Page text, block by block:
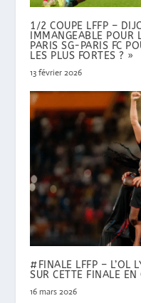
1/2 COUPE LFFP –
IMMANGEABLE POUR
PARIS SG-PARIS FC
LES PLUS FORTES ? »
13 février 2026
#FINALE LFFP – L’OL
SUR CETTE FINALE
16 mars 2026